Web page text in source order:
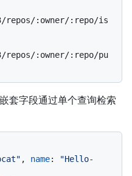
repos/:owner/:repo/is
repos/:owner/:repo/pu
套字段通过单个查询检索
, name:
"Hello-